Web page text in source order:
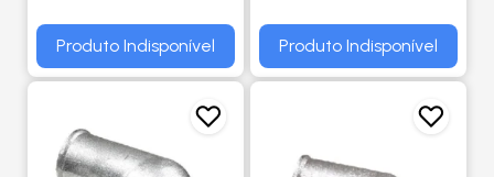
- VALCLEI
Produto Indisponível
VALCLEI
Produto Indisponível